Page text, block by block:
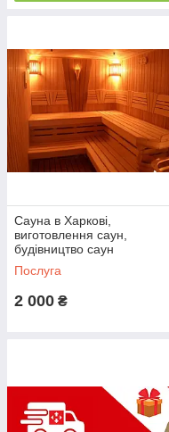
Сауна в Харкові,
виготовлення саун,
будівництво саун
Послуга
2 000 ₴